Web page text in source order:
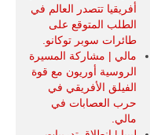
أفريقيا تتصدر العالم في
الطلب المتوقع على
طائرات سوبر توكانو.
مالي | مشاركة المسيرة
الروسية أوريون مع قوة
الفيلق الأفريقي في
حرب العصابات في
مالي.